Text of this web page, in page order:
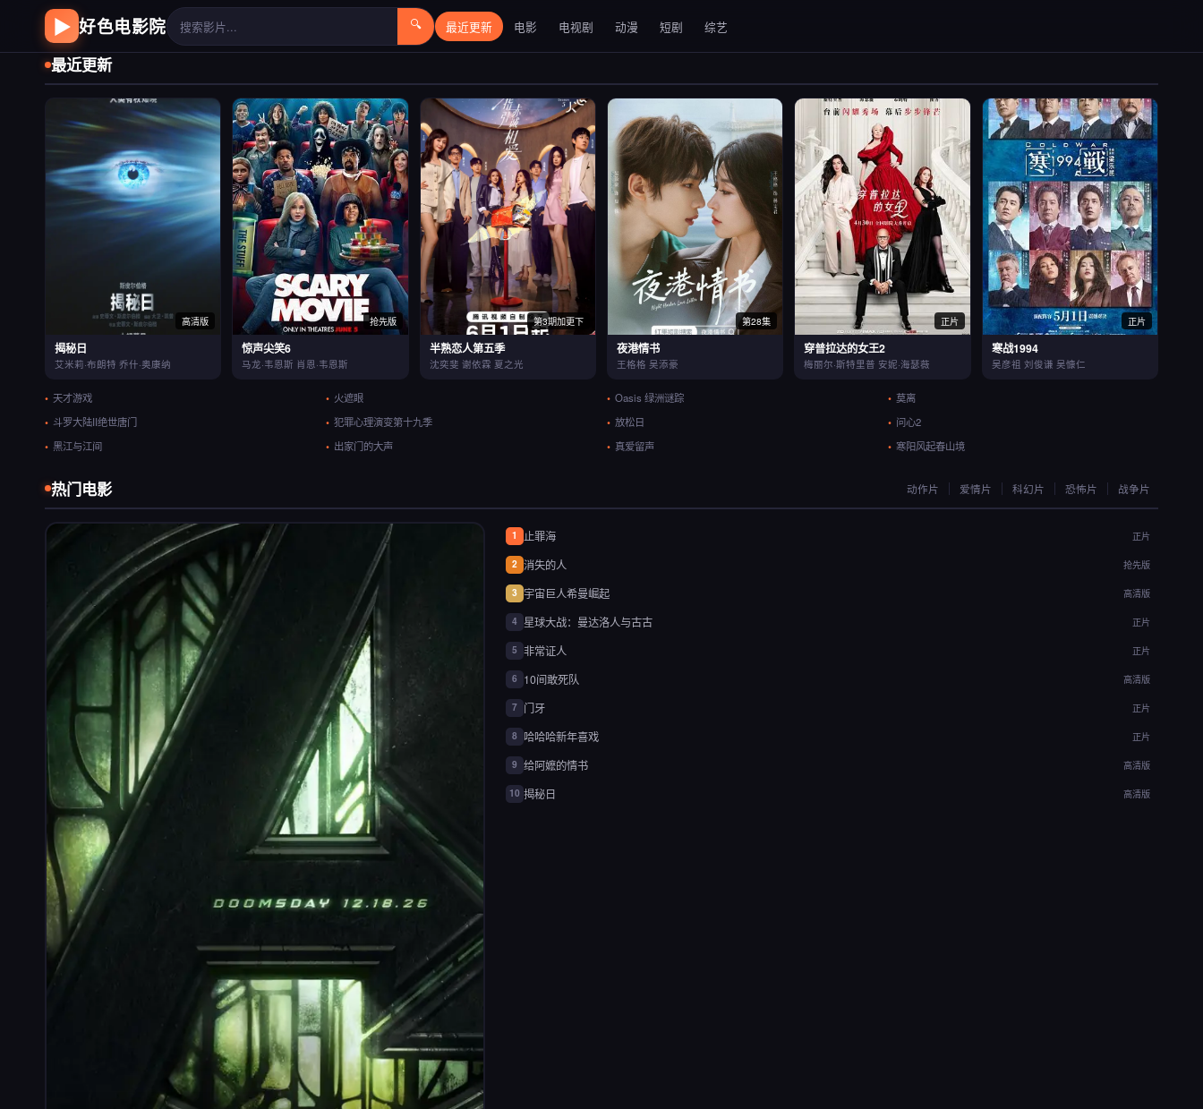
▶ 好色电影院 🔍 最近更新 电影 电视剧 动漫 短剧 综艺
最近更新
高清版
揭秘日
艾米莉·布朗特 乔什·奥康纳
抢先版
惊声尖笑6
马龙·韦恩斯 肖恩·韦恩斯
第3期加更下
半熟恋人第五季
沈奕斐 谢依霖 夏之光
第28集
夜港情书
王格格 吴添豪
正片
穿普拉达的女王2
梅丽尔·斯特里普 安妮·海瑟薇
正片
寒战1994
吴彦祖 刘俊谦 吴慷仁
天才游戏 火遮眼 Oasis 绿洲谜踪
莫离
斗罗大陆II绝世唐门
犯罪心理演变第十九季 放松日
问心2
黑江与江间
出家门的大声 真爱留声 寒阳风起春山境
热门电影 动作片 爱情片 科幻片 恐怖片 战争片
1 止罪海 正片
2 消失的人 抢先版
3 宇宙巨人希曼崛起 高清版
4 星球大战：曼达洛人与古古 正片
5 非常证人 正片
6 10间敢死队 高清版
7 门牙 正片
8 哈哈哈新年喜戏 正片
9 给阿嬷的情书 高清版
10 揭秘日 高清版